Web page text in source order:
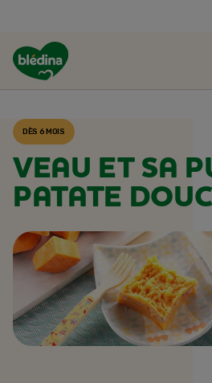
ACCUEIL
DÈS 6 MOIS
VEAU ET SA
PATATE